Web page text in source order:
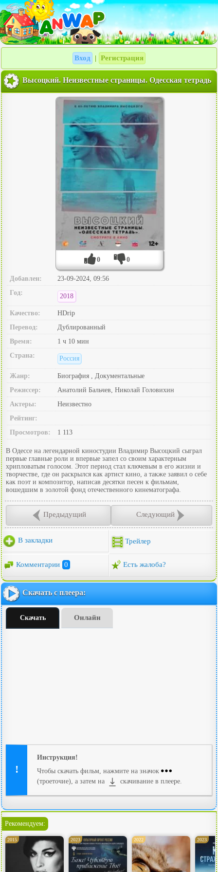
Вход Регистрация
Высоцкий. Неизвестные страницы. Одесская тетрадь
0 0
Добавлен:
23-09-2024, 09:56
Год:
2018
Качество:
HDrip
Перевод:
Дублированный
Время:
1 ч 10 мин
Страна:
Россия
Жанр:
Биография , Документальные
Режиссер:
Анатолий Бальчев, Николай Головихин
Актеры:
Неизвестно
Рейтинг:
Просмотров:
1 113
В Одессе на легендарной киностудии Владимир Высоцкий сыграл
первые главные роли и впервые запел со своим характерным
хрипловатым голосом. Этот период стал ключевым в его жизни и
творчестве, где он раскрылся как артист кино, а также заявил о себе
как поэт и композитор, написав десятки песен к фильмам,
вошедшим в золотой фонд отечественного кинематографа.
Предыдущий Следующий
В закладки Трейлер
Комментарии 0 Есть жалоба?
Скачать с плеера:
Скачать Онлайн
Инструкция!
Чтобы скачать фильм, нажмите на значок
(троеточие), а затем на
скачивание в плеере.
Рекомендуем:
2015 2023 2022 2023